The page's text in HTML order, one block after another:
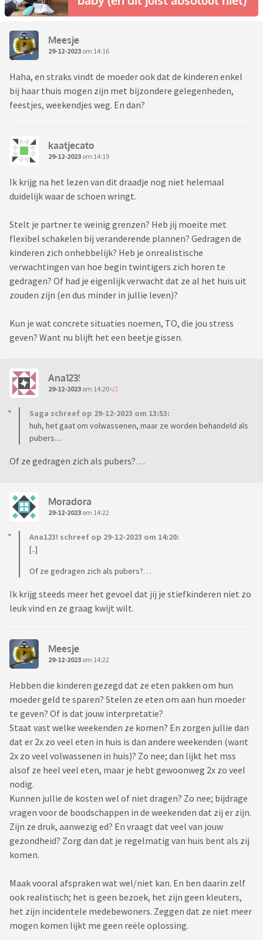
Meesje
29-12-2023 om 14:16
Haha, en straks vindt de moeder ook dat de kinderen enkel
bij haar thuis mogen zijn met bijzondere gelegenheden,
feestjes, weekendjes weg. En dan?
kaatjecato
29-12-2023 om 14:19
Ik krijg na het lezen van dit draadje nog niet helemaal
duidelijk waar de schoen wringt.
Stelt je partner te weinig grenzen? Heb jij moeite met
flexibel schakelen bij veranderende plannen? Gedragen de
kinderen zich onhebbelijk? Heb je onrealistische
verwachtingen van hoe begin twintigers zich horen te
gedragen? Of had je eigenlijk verwacht dat ze al het huis uit
zouden zijn (en dus minder in jullie leven)?
Kun je wat concrete situaties noemen, TO, die jou stress
geven? Want nu blijft het een beetje gissen.
Ana123!
29-12-2023 om 14:20
Saga schreef op 29-12-2023 om 13:53:
huh, het gaat om volwassenen, maar ze worden behandeld als
pubers....
Of ze gedragen zich als pubers?…
Moradora
29-12-2023 om 14:22
Ana123! schreef op 29-12-2023 om 14:20:
[..]
Of ze gedragen zich als pubers?…
Ik krijg steeds meer het gevoel dat jij je stiefkinderen niet zo
leuk vind en ze graag kwijt wilt.
Meesje
29-12-2023 om 14:22
Hebben die kinderen gezegd dat ze eten pakken om hun
moeder geld te sparen? Stelen ze eten om aan hun moeder
te geven? Of is dat jouw interpretatie?
Staat vast welke weekenden ze komen? En zorgen jullie dan
dat er 2x zo veel eten in huis is dan andere weekenden (want
2x zo veel volwassenen in huis)? Zo nee; dan lijkt het mss
alsof ze heel veel eten, maar je hebt gewoonweg 2x zo veel
nodig.
Kunnen jullie de kosten wel of niet dragen? Zo nee; bijdrage
vragen voor de boodschappen in de weekenden dat zij er zijn.
Zijn ze druk, aanwezig ed? En vraagt dat veel van jouw
gezondheid? Zorg dan dat je regelmatig van huis bent als zij
komen.
Maak vooral afspraken wat wel/niet kan. En ben daarin zelf
ook realistisch; het is geen bezoek, het zijn geen kleuters,
het zijn incidentele medebewoners. Zeggen dat ze niet meer
mogen komen lijkt me geen reële oplossing.